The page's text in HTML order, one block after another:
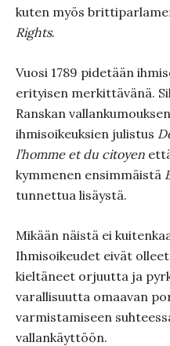
kuten myös
Rights.
Vuosi 1789 pidetään
erityisen merkittävänä.
Ranskan
ihmisoikeuksien julistus
l’homme et du citoyen
kymmenen ensimmäistä
tunnettua lisäystä.
Mikään näistä ei
Ihmisoikeudet eivät
kieltäneet orjuutta ja
varallisuutta omaavan
varmistamiseen
vallankäyttöön.